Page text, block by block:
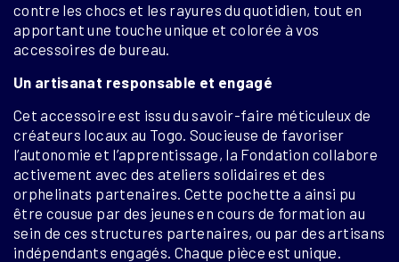
contre les chocs et les rayures du quotidien, tout en
apportant une touche unique et colorée à vos
accessoires de bureau.
Un artisanat responsable et engagé
Cet accessoire est issu du savoir-faire méticuleux de
créateurs locaux au Togo. Soucieuse de favoriser
l’autonomie et l’apprentissage, la Fondation collabore
activement avec des ateliers solidaires et des
orphelinats partenaires. Cette pochette a ainsi pu
être cousue par des jeunes en cours de formation au
sein de ces structures partenaires, ou par des artisans
indépendants engagés. Chaque pièce est unique.